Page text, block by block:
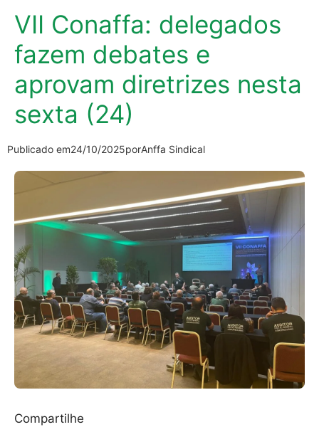
VII Conaffa: delegados
fazem debates e
aprovam diretrizes nesta
sexta (24)
Publicado em24/10/2025porAnffa Sindical
Compartilhe